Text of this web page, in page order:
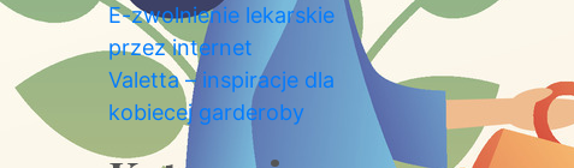
E-zwolnienie lekarskie
przez internet
Valetta – inspiracje dla
kobiecej garderoby